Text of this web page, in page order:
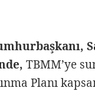
TBMM’ye
Planı